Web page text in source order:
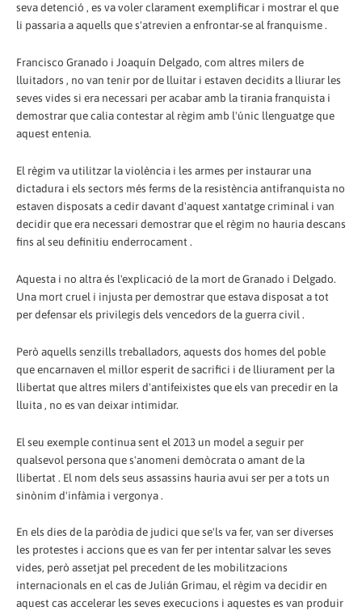
seva detenció , es va voler clarament exemplificar i mostrar el que
li passaria a aquells que s'atrevien a enfrontar-se al franquisme .
Francisco Granado i Joaquín Delgado, com altres milers de
lluitadors , no van tenir por de lluitar i estaven decidits a lliurar les
seves vides si era necessari per acabar amb la tirania franquista i
demostrar que calia contestar al règim amb l'únic llenguatge que
aquest entenia.
El règim va utilitzar la violència i les armes per instaurar una
dictadura i els sectors més ferms de la resistència antifranquista no
estaven disposats a cedir davant d'aquest xantatge criminal i van
decidir que era necessari demostrar que el règim no hauria descans
fins al seu definitiu enderrocament .
Aquesta i no altra és l'explicació de la mort de Granado i Delgado.
Una mort cruel i injusta per demostrar que estava disposat a tot
per defensar els privilegis dels vencedors de la guerra civil .
Però aquells senzills treballadors, aquests dos homes del poble
que encarnaven el millor esperit de sacrifici i de lliurament per la
llibertat que altres milers d'antifeixistes que els van precedir en la
lluita , no es van deixar intimidar.
El seu exemple continua sent el 2013 un model a seguir per
qualsevol persona que s'anomeni demòcrata o amant de la
llibertat . El nom dels seus assassins hauria avui ser per a tots un
sinònim d'infàmia i vergonya .
En els dies de la paròdia de judici que se'ls va fer, van ser diverses
les protestes i accions que es van fer per intentar salvar les seves
vides, però assetjat pel precedent de les mobilitzacions
internacionals en el cas de Julián Grimau, el règim va decidir en
aquest cas accelerar les seves execucions i aquestes es van produir